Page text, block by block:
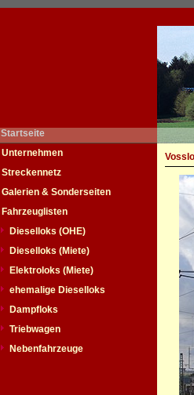
Startseite
Unternehmen
Streckennetz
Galerien & Sonderseiten
Fahrzeuglisten
Dieselloks (OHE)
Dieselloks (Miete)
Elektroloks (Miete)
ehemalige Dieselloks
Dampfloks
Triebwagen
Nebenfahrzeuge